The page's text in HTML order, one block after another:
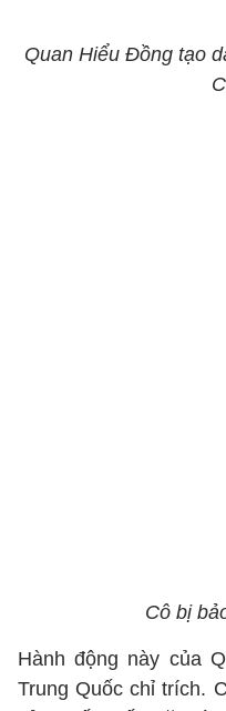
Quan Hiểu Đồng tạo
Cô bị
Hành động này của
Trung Quốc chỉ trích.